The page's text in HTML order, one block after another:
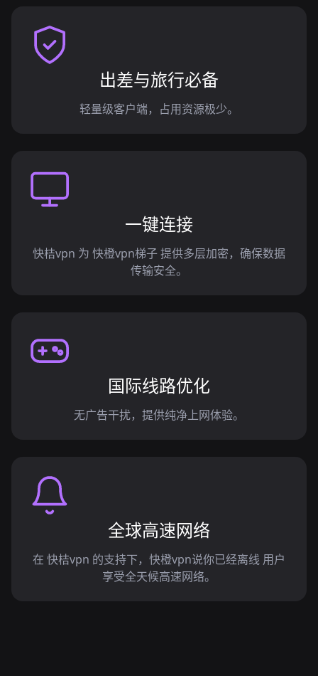
出差与旅行必备
轻量级客户端，占用资源极少。
一键连接
快桔vpn 为 快橙vpn梯子 提供多层加密，确保数据
传输安全。
国际线路优化
无广告干扰，提供纯净上网体验。
全球高速网络
在 快桔vpn 的支持下，快橙vpn说你已经离线 用户
享受全天候高速网络。